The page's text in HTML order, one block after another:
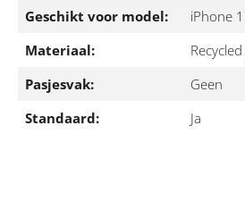
Geschikt voor model:
iPhone
Materiaal:
Pasjesvak:
Geen
Standaard:
Ja